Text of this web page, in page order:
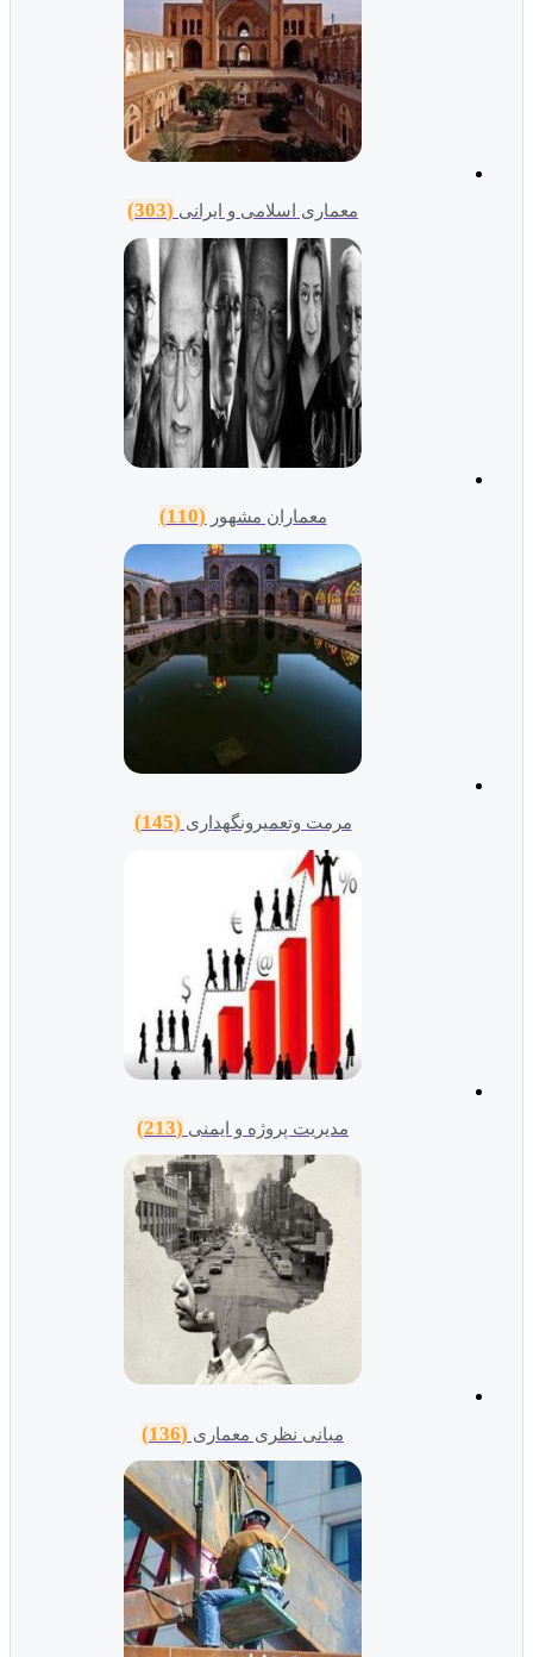
معماری اسلامی و ایرانی (303)
معماران مشهور (110)
مرمت وتعمیرونگهداری(145)
مدیریت پروژه و ایمنی (213)
مبانی نظری معماری (136)